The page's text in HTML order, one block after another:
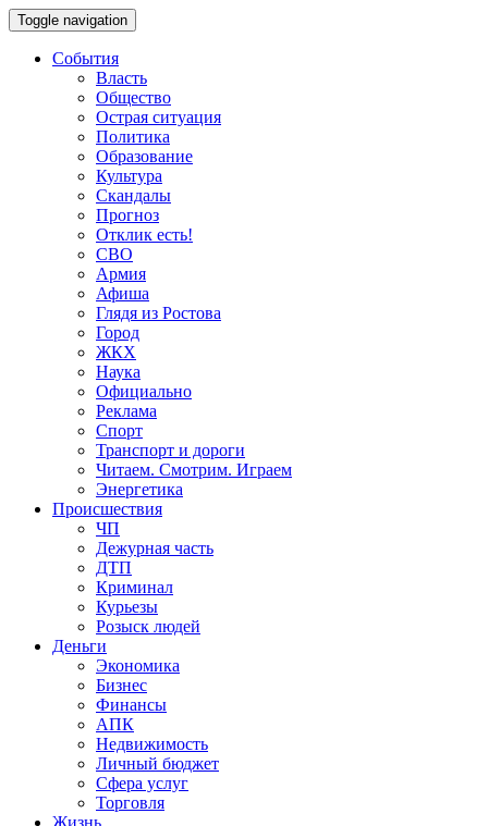
Toggle navigation
События
Власть
Общество
Острая ситуация
Политика
Образование
Культура
Скандалы
Прогноз
Отклик есть!
СВО
Армия
Афиша
Глядя из Ростова
Город
ЖКХ
Наука
Официально
Реклама
Спорт
Транспорт и дороги
Читаем. Смотрим. Играем
Энергетика
Происшествия
ЧП
Дежурная часть
ДТП
Криминал
Курьезы
Розыск людей
Деньги
Экономика
Бизнес
Финансы
АПК
Недвижимость
Личный бюджет
Сфера услуг
Торговля
Жизнь